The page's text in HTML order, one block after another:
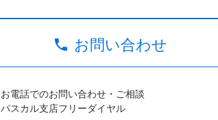
お問い合わせ
お電話でのお問い合わせ・ご相談
パスカル支店フリーダイヤル